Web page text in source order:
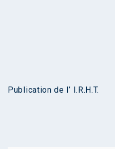
Publication de l’ I.R.H.T.